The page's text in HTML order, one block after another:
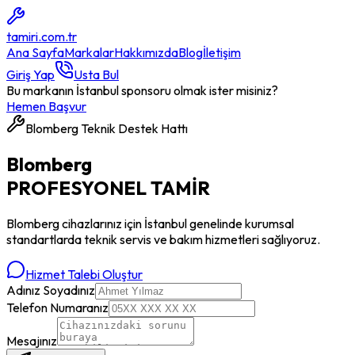
tamiri.com.tr
Ana SayfaMarkalarHakkımızdaBlogİletişim
Giriş Yap
Usta Bul
Bu markanın İstanbul sponsoru olmak ister misiniz?
Hemen Başvur
BlombergTeknik Destek Hattı
Blomberg
PROFESYONELTAMİR
Blombergcihazlarınız için İstanbul genelinde kurumsal
standartlarda teknik servis ve bakım hizmetleri sağlıyoruz.
Hizmet Talebi Oluştur
Adınız Soyadınız
Telefon Numaranız
Mesajınız